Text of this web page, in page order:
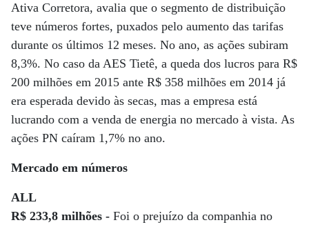
Ativa Corretora, avalia que o segmento de distribuição
teve números fortes, puxados pelo aumento das tarifas
durante os últimos 12 meses. No ano, as ações subiram
8,3%. No caso da AES Tietê, a queda dos lucros para R$
200 milhões em 2015 ante R$ 358 milhões em 2014 já
era esperada devido às secas, mas a empresa está
lucrando com a venda de energia no mercado à vista. As
ações PN caíram 1,7% no ano.
Mercado em números
ALL
R$ 233,8 milhões - Foi o prejuízo da companhia no